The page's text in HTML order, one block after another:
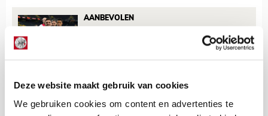
Deze website maakt gebruik van cookies
We gebruiken cookies om content en advertenties te
AANBEVOLEN
Deze clubs kan Ajax treffen
in kwartfinale Europa
League!
Bekijk alle berichten van De Redactie